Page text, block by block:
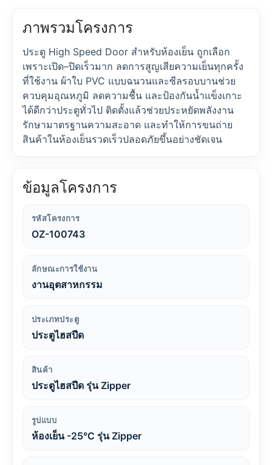
ภาพรวมโครงการ
ประตู High Speed Door สำหรับห้องเย็น ถูกเลือก
เพราะเปิด–ปิดเร็วมาก ลดการสูญเสียความเย็นทุกครั้ง
ที่ใช้งาน ผ้าใบ PVC แบบฉนวนและซีลรอบบานช่วย
ควบคุมอุณหภูมิ ลดความชื้น และป้องกันน้ำแข็งเกาะ
ได้ดีกว่าประตูทั่วไป ติดตั้งแล้วช่วยประหยัดพลังงาน
รักษามาตรฐานความสะอาด และทำให้การขนถ่าย
สินค้าในห้องเย็นรวดเร็วปลอดภัยขึ้นอย่างชัดเจน
ข้อมูลโครงการ
รหัสโครงการ
OZ-100743
ลักษณะการใช้งาน
งานอุตสาหกรรม
ประเภทประตู
ประตูไฮสปีด
สินค้า
ประตูไฮสปีด รุ่น Zipper
รูปแบบ
ห้องเย็น -25°C รุ่น Zipper